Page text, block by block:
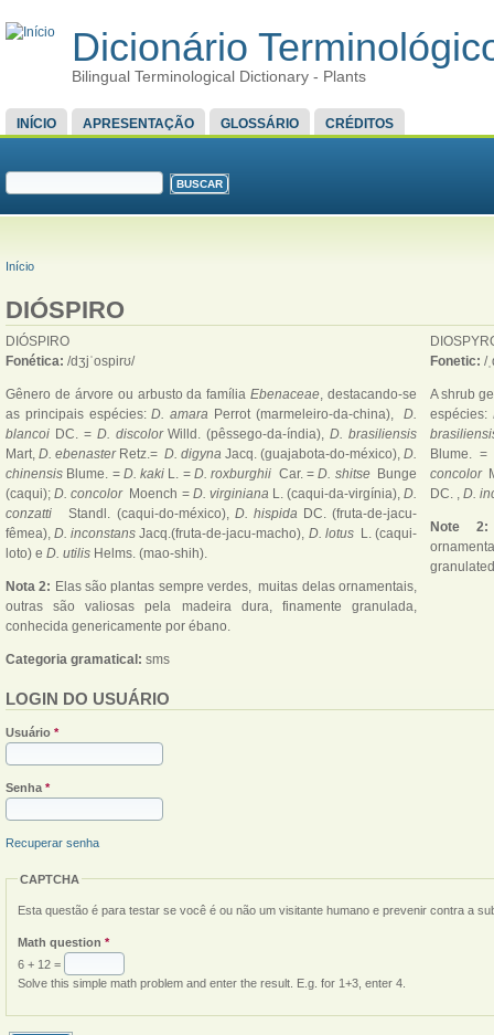
Dicionário
Bilingual Terminological Dictionary - Plants
MENU PRINCIPAL
INÍCIO APRESENTAÇÃO GLOSSÁRIO CRÉDITOS
FORMULÁRIO DE BUSCA
VOCÊ ESTÁ AQUI
Início
DIÓSPIRO
DIÓSPIRO
Fonética: /dʒjˈospirʊ/
Gênero de árvore ou arbusto da famíliaEbenaceae , destacando-se
as principais espécies:D. amara Perrot (marmeleiro-da-china), D.
blancoi DC. = D. discolorWilld. (pêssego-da-índia),D. brasiliensis
Mart, D. ebenasterRetz.= D. digyna Jacq. (guajabota-do-méxico), D.
chinensis Blume. = D. kaki L. = D. roxburghii Car. =D. shitse Bunge
(caqui);D. concolorMoench = D. virginiana L. (caqui-da-virgínia),D.
conzatti Standl. (caqui-do-méxico), D. hispida DC. (fruta-de-jacu-
fêmea),D. inconstansJacq.(fruta-de-jacu-macho), D. lotus L. (caqui-
loto) e D. utilis Helms. (mao-shih).
Nota 2: Elas são plantas sempre verdes, muitas delas ornamentais,
outras são valiosas pela madeira dura, finamente granulada,
conhecida genericamente por ébano.
Fonetic: /
A shrub
espécies:
Blume. =
concolor
DC. , D.
Note
Categoria gramatical: sms
LOGIN DO USUÁRIO
Usuário *
Senha *
Recuperar senha
CAPTCHA
Esta questão é para testar se você é ou não um visitante humano e prevenir contra a
Math question *
6 + 12 =
Solve this simple math problem and enter the result. E.g. for 1+3, enter 4.